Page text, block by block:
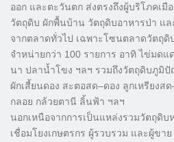
ออก และตะวันตก ส่งตรงถึงผู้บริโภคเมื
วัตถุดิบ ผักพื้นบ้าน วัตถุดิบอาหารป่า แ
จากตลาดทั่วไป เฉพาะโซนตลาดวัตถุดิ
จำหน่ายกว่า 100 รายการ อาทิ ไข่มดแ
นา ปลาน้ำโขง ฯลฯ รวมถึงวัตถุดิบภูมิ
ผักเสี้ยนดอง สะตอสด–ดอง ลูกเหรียงส
กลอย กล้วยตานี ลิ้นฟ้า ฯลฯ
นอกเหนือจากการเป็นแหล่งรวมวัตถุดิ
เชื่อมโยงเกษตรกร ผู้รวบรวม และผู้ขา